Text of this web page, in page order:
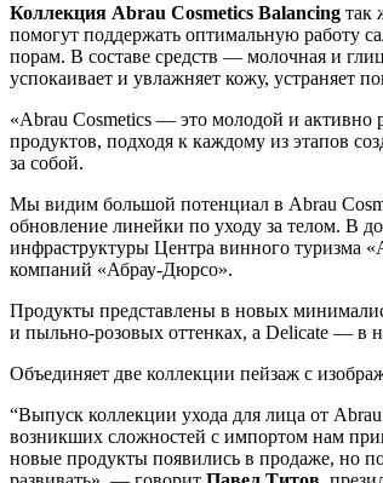
Коллекция Abrau Cosmetics Balancing так
помогут поддержать оптимальную работу
порам. В составе средств — молочная и
успокаивает и увлажняет кожу, устраняет
«Abrau Cosmetics — это молодой и
продуктов, подходя к каждому из этапов
за собой.
Мы видим большой потенциал в Abrau
обновление линейки по уходу за телом. В
инфраструктуры Центра винного
компаний «Абрау-Дюрсо».
Продукты представлены в новых
и пыльно-розовых оттенках, а Delicate — в
Объединяет две коллекции пейзаж с
“Выпуск коллекции ухода для лица от
возникших сложностей с импортом нам
новые продукты появились в продаже, но